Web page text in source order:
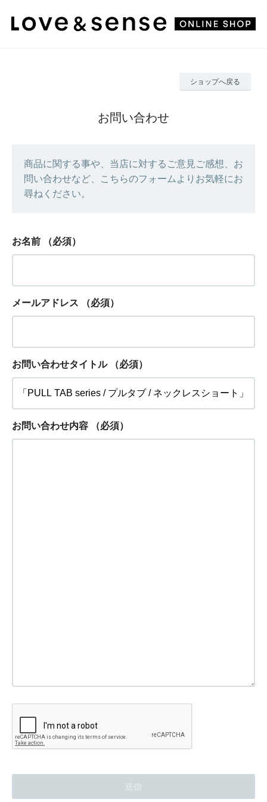
ショップへ戻る
お問い合わせ
商品に関する事や、当店に対するご意見ご感想、お
問い合わせなど、こちらのフォームよりお気軽にお
尋ねください。
お名前 （必須）
メールアドレス （必須）
お問い合わせタイトル （必須）
お問い合わせ内容 （必須）